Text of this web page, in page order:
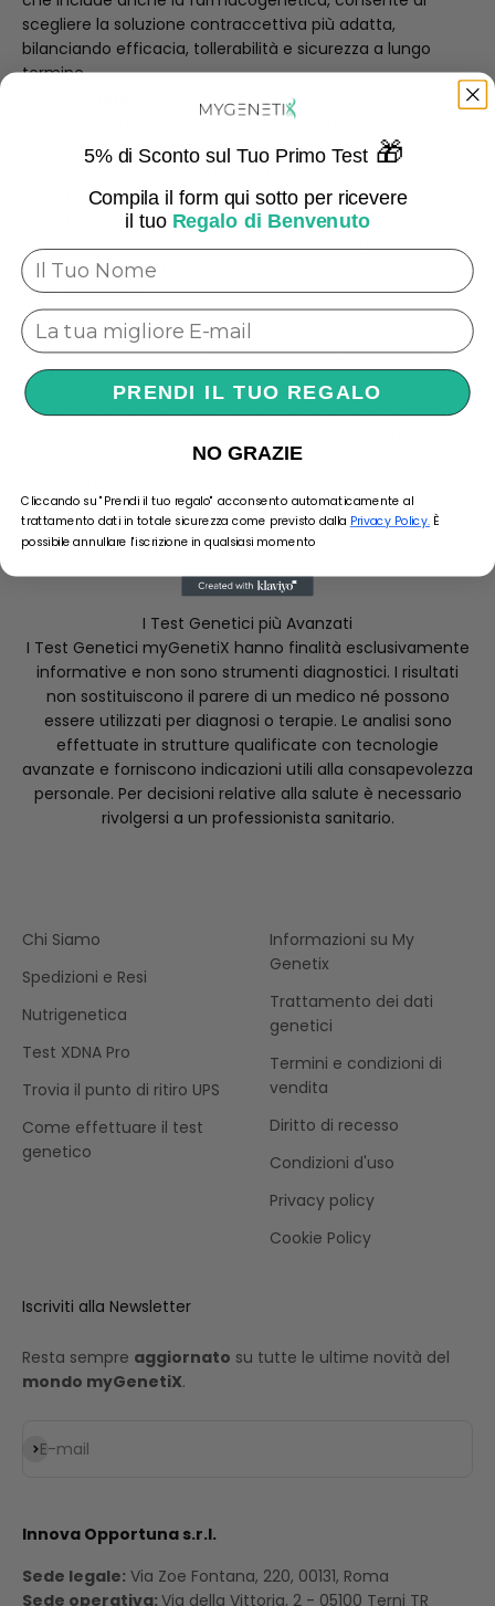
scegliere la soluzione contraccettiva più adatta,
bilanciando efficacia, tollerabilità e sicurezza a lungo
termine.
Nella categoria dei contraccettivi ormonali si trovano i
seguenti principi attivi: Desogestrel (ad esempio
Metrigen®, Bijuva®). Etinilestradiolo/norelgestromina (es.:
Evra®) Etonogestrel (es: Implanon®, Nuvaring®)
Levonogestrel (es. Mirena®, Liletta®) Noretindrone (es.
Activelle®, Primolut®)
Geni analizzati
F5
Bibliografia
Venous thromboembolism and hormonal contraception.
Royal College of Obstetricians and Gynaecologists; 2006.
Guideline no. 40: 1-13. Medical eligibility criteria for
Pastori D et al. A Comprehensive Review of Risk Factors for
Pathophysiology. Int J Mol Sci. 2023 Feb 5;24(4):3169.
I Test Genetici più Avanzati
I Test Genetici myGenetiX hanno finalità esclusivamente
informative e non sono strumenti diagnostici. I risultati
non sostituiscono il parere di un medico né possono
essere utilizzati per diagnosi o terapie. Le analisi sono
effettuate in strutture qualificate con tecnologie
avanzate e forniscono indicazioni utili alla consapevolezza
personale. Per decisioni relative alla salute è necessario
rivolgersi a un professionista sanitario.
Chi Siamo
Spedizioni e Resi
Nutrigenetica
Test XDNA Pro
Trovia il punto di ritiro UPS
Come effettuare il test
genetico
Informazioni su My
Genetix
Trattamento dei dati
genetici
Termini e condizioni di
vendita
Diritto di recesso
Condizioni d'uso
Privacy policy
Cookie Policy
Iscriviti alla Newsletter
Resta sempre aggiornato su tutte le ultime novità del
mondo myGenetiX.
E-mail
Iscriviti alla newsletter
Innova Opportuna s.r.l.
Sede legale: Via Zoe Fontana, 220, 00131, Roma
Sede operativa: Via della Vittoria, 2 - 05100 Terni TR
5% di Sconto sul Tuo Primo Test 🎁
Compila il form qui sotto per ricevere
il tuo Regalo di Benvenuto
PRENDI IL TUO REGALO
NO GRAZIE
Cliccando su "Prendi il tuo regalo" acconsento automaticamente al
trattamento dati in totale sicurezza come previsto dalla Privacy Policy. È
possibile annullare l'iscrizione in qualsiasi momento